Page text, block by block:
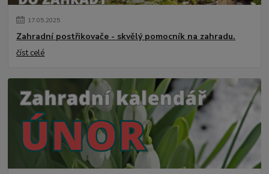
17.05.2025
Zahradní postřikovače - skvělý pomocník na zahradu.
číst celé